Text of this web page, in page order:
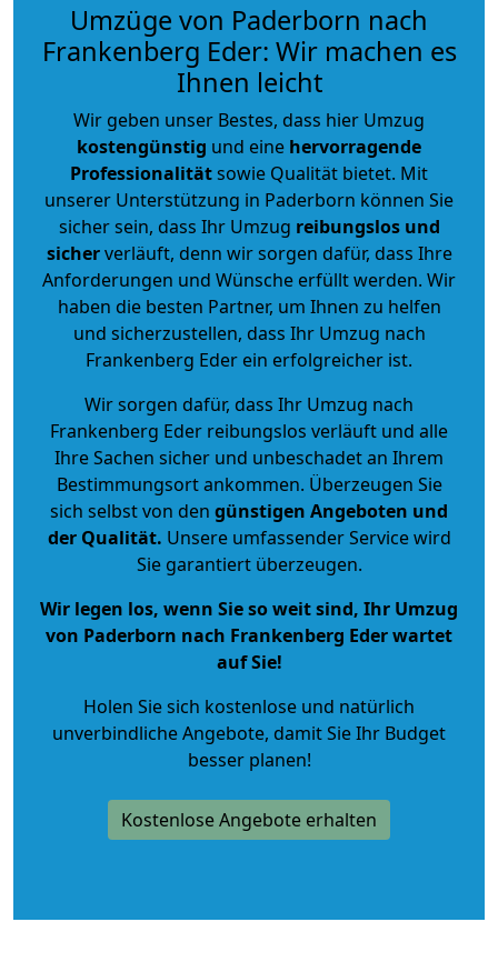
Umzüge von Paderborn nach
Frankenberg Eder: Wir machen es
Ihnen leicht
Wir geben unser Bestes, dass hier Umzug
kostengünstig und eine hervorragende
Professionalitätsowie Qualität bietet. Mit
unserer Unterstützung in Paderborn können Sie
sicher sein, dass Ihr Umzug reibungslos und
sicherverläuft, denn wir sorgen dafür, dass Ihre
Anforderungen und Wünsche erfüllt werden. Wir
haben die besten Partner, um Ihnen zu helfen
und sicherzustellen, dass Ihr Umzug nach
Frankenberg Eder ein erfolgreicher ist.
Wir sorgen dafür, dass Ihr Umzug nach
Frankenberg Eder reibungslos verläuft und alle
Ihre Sachen sicher und unbeschadet an Ihrem
Bestimmungsort ankommen. Überzeugen Sie
sich selbst von den günstigen Angeboten und
der Qualität. Unsere umfassender Service wird
Sie garantiert überzeugen.
Wir legen los, wenn Sie so weit sind, Ihr Umzug
von Paderborn nach Frankenberg Eder wartet
auf Sie!
Holen Sie sich kostenlose und natürlich
unverbindliche Angebote, damit Sie Ihr Budget
besser planen!
Kostenlose Angebote erhalten